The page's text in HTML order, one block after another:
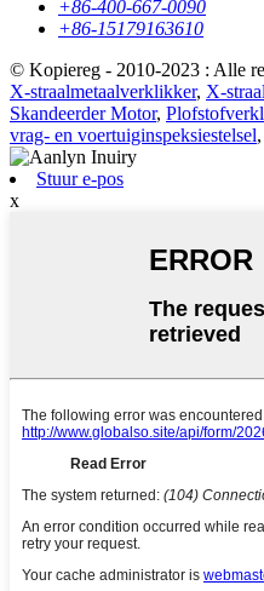
+86-400-667-0090
+86-15179163610
© Kopiereg - 2010-2023 : Alle
X-straalmetaalverklikker, X-
Skandeerder Motor,
vrag- en voertuiginspeksiestelsel,
Stuur e-pos
x